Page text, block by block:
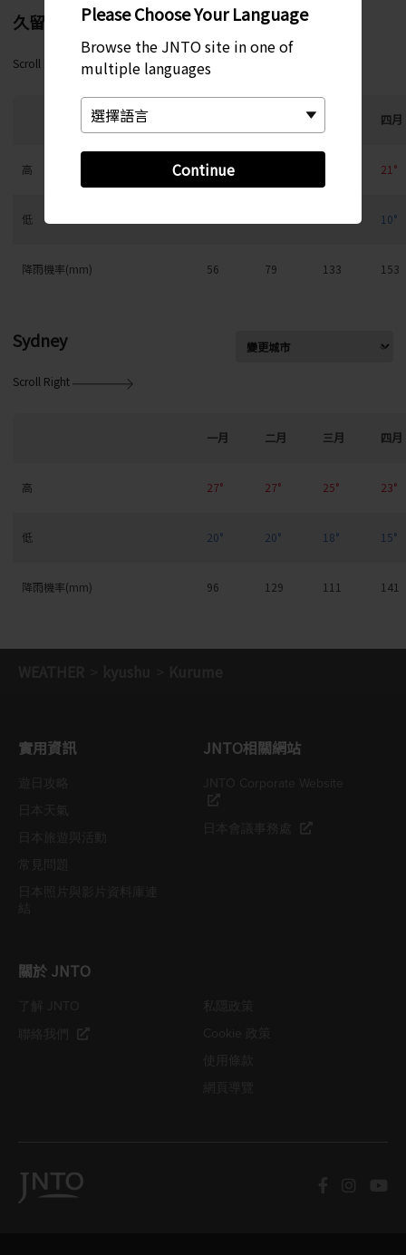
Please Choose Your Language
Browse the JNTO site in one of
multiple languages
Continue
久留米
Scroll Right
四月
高 10° 21°
低 10°
降雨機率(mm) 56 79 133 153
Sydney
Scroll Right
一月 二月 三月 四月
高 27° 27° 25° 23°
低 20° 20° 18° 15°
降雨機率(mm) 96 129 111 141
實用資訊 JNTO相關網站
關於 JNTO